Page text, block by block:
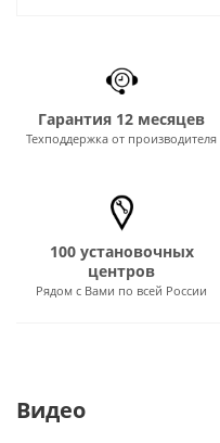
Гарантия 12 месяцев
Техподдержка от производителя
100 установочных
центров
Рядом с Вами по всей России
Видео